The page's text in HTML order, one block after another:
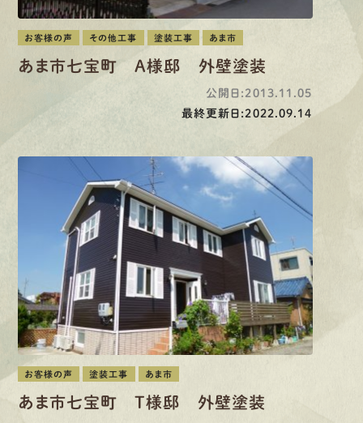
お客様の声 その他工事 塗装工事 あま市
あま市七宝町 A様邸 外壁塗装
公開日:2013.11.05
最終更新日:2022.09.14
お客様の声 塗装工事 あま市
あま市七宝町 T様邸 外壁塗装